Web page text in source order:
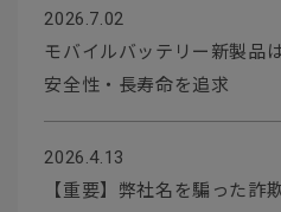
2026.7.02
モバイルバッテリー新製品
安全性・長寿命を追求
2026.4.13
【重要】弊社名を騙った詐